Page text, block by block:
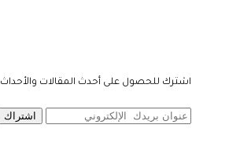
اشترك للحصول على أحدث المقالات والأحداث
اشتراك